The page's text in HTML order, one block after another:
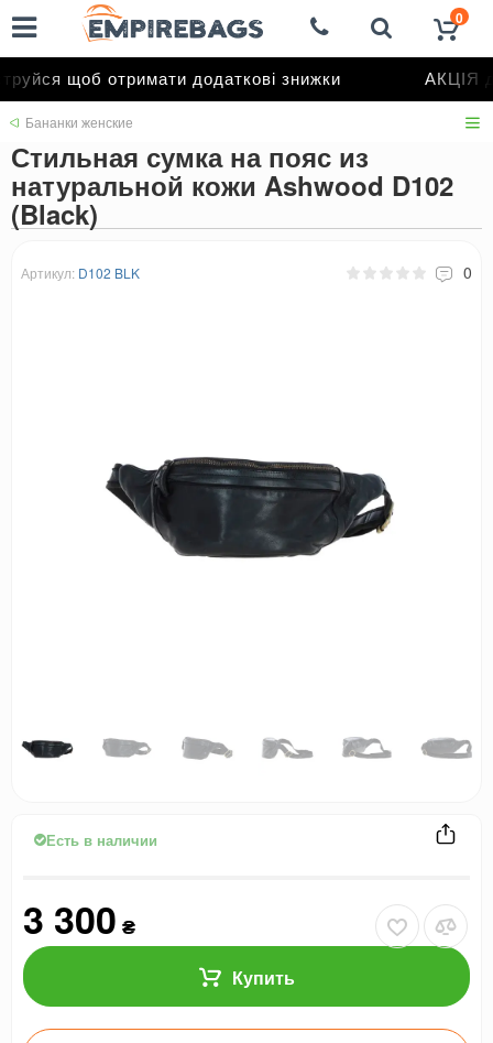
щоб отримати додаткові знижки АКЦІЯ
0
Бананки женские
Стильная сумка на пояс из
натуральной кожи Ashwood D102
(Black)
Артикул: D102 BLK 0
Есть в наличии
3 300 ₴
Купить